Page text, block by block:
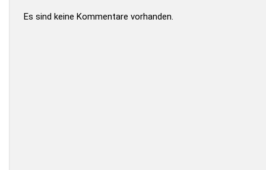
Es sind keine Kommentare vorhanden.